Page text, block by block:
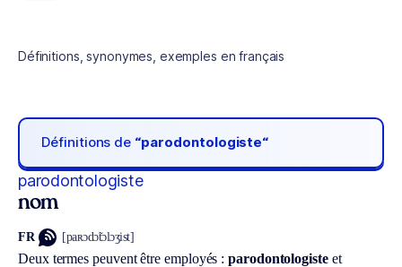
Définitions, synonymes, exemples en français
Définitions de “parodontologiste“
parodontologiste
nom
FR [paʀɔdɔ̃tɔlɔʒist]
Deux termes peuvent être employés :parodontologisteet